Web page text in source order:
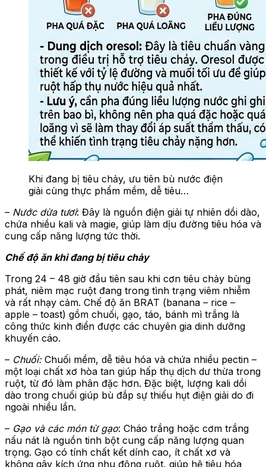
Khi đang bị tiêu chảy, ưu tiên bù nước điện
giải cùng thực phẩm mềm, dễ tiêu…
– Nước dừa tươi: Đây là nguồn điện giải tự nhiên dồi dào,
chứa nhiều kali và magie, giúp làm dịu đường tiêu hóa và
cung cấp năng lượng tức thời.
Chế độ ăn khi đang bị tiêu chảy
Trong 24 – 48 giờ đầu tiên sau khi cơn tiêu chảy bùng
phát, niêm mạc ruột đang trong tình trạng viêm nhiễm
và rất nhạy cảm. Chế độ ăn BRAT (banana – rice –
apple – toast) gồm chuối, gạo, táo, bánh mì trắng là
công thức kinh điển được các chuyên gia dinh dưỡng
khuyến cáo.
– Chuối:Chuối mềm, dễ tiêu hóa và chứa nhiều pectin –
một loại chất xơ hòa tan giúp hấp thụ dịch dư thừa trong
ruột, từ đó làm phân đặc hơn. Đặc biệt, lượng kali dồi
dào trong chuối giúp bù đắp sự thiếu hụt điện giải do đi
ngoài nhiều lần.
– Gạo và các món từ gạo: Cháo trắng hoặc cơm trắng
nấu nát là nguồn tinh bột cung cấp năng lượng quan
trọng. Gạo có tính chất kết dính cao, ít chất xơ và
không gây kích ứng nhu động ruột, giúp hệ tiêu hóa